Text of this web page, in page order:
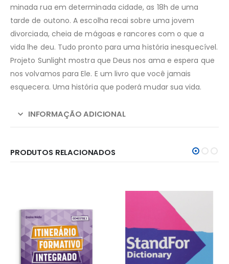
minada rua em determinada cidade, as 18h de uma
tarde de outono. A escolha recai sobre uma jovem
divorciada, cheia de mágoas e rancores com o que a
vida lhe deu. Tudo pronto para uma história inesquecível.
Projeto Sunlight mostra que Deus nos ama e espera que
nos volvamos para Ele. E um livro que você jamais
esquecera. Uma história que poderá mudar sua vida.
INFORMAÇÃO ADICIONAL
PRODUTOS RELACIONADOS